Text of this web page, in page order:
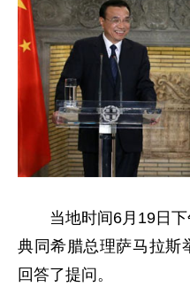
当地时间6月19日下
典同希腊总理萨马拉斯
回答了提问。